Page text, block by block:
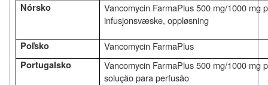
Nórsko Vancomycin FarmaPlus500 mg/1000 mg
infusjonsvæske, oppløsning
Poľsko
Vancomycin FarmaPlus
Portugalsko
Vancomycin FarmaPlus500 mg/1000 mg
solução para perfusão